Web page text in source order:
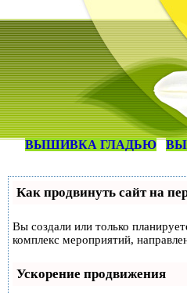
ВЫШИВКА ГЛАДЬЮ
Как продвинуть сайт на
Вы создали или только
комплекс мероприятий,
Ускорение продвижения